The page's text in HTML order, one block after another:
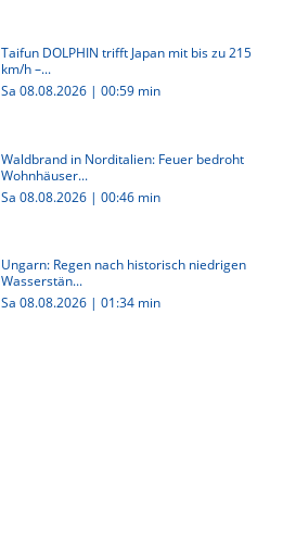
Taifun DOLPHIN trifft Japan mit bis zu 215
km/h –...
Sa 08.08.2026 | 00:59 min
Waldbrand in Norditalien: Feuer bedroht
Wohnhäuser...
Sa 08.08.2026 | 00:46 min
Ungarn: Regen nach historisch niedrigen
Wasserstän...
Sa 08.08.2026 | 01:34 min